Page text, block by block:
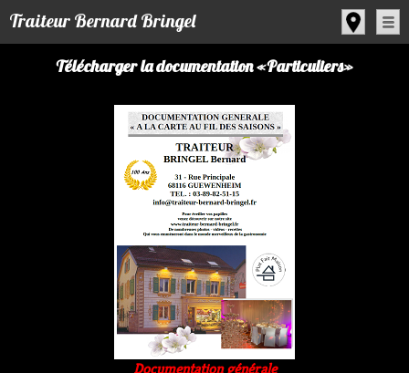
Traiteur Bernard Bringel
Télécharger la documentation «Particuliers»
Documentation générale
Panneau de gestion des cookies